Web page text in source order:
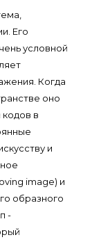
Его
условной
Когда
оно
в
и
image) и
образного
-